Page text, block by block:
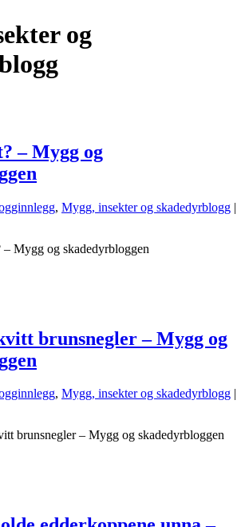
og
– Mygg og
, Mygg, insekter og skadedyrblogg |
Mygg og skadedyrbloggen
brunsnegler – Mygg og
, Mygg, insekter og skadedyrblogg |
brunsnegler – Mygg og skadedyrbloggen